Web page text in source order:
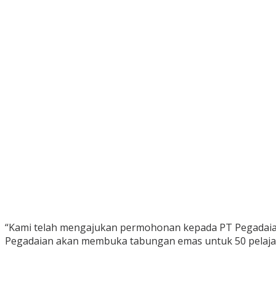
“Kami telah mengajukan permohonan kepada PT
Pegadaian akan membuka tabungan emas untuk 50